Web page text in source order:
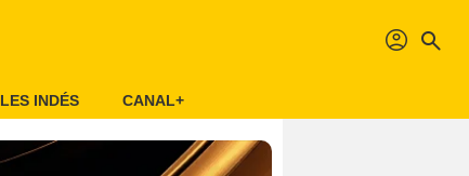
profil search
LES INDÉS CANAL+